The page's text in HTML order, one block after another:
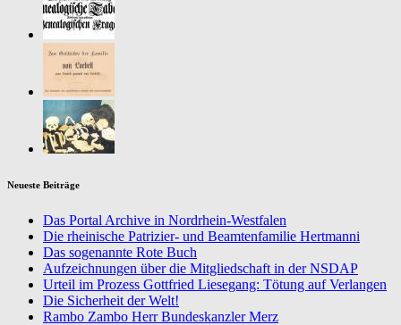
Neueste Beiträge
Das Portal Archive in Nordrhein-Westfalen
Die rheinische Patrizier- und Beamtenfamilie Hertmanni
Das sogenannte Rote Buch
Aufzeichnungen über die Mitgliedschaft in der NSDAP
Urteil im Prozess Gottfried Liesegang: Tötung auf Verlangen
Die Sicherheit der Welt!
Rambo Zambo Herr Bundeskanzler Merz